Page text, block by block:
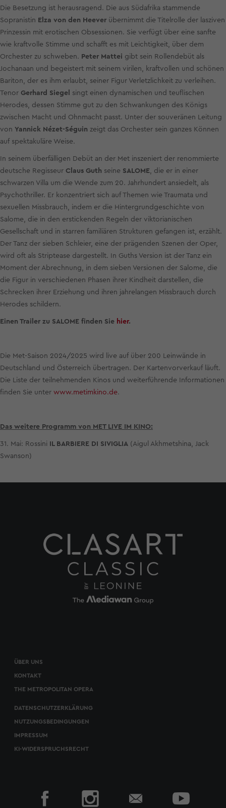
Die Besetzung ist herausragend. Die aus Südafrika stammende
Sopranistin Elza von den Heever übernimmt die Titelrolle der lasziven
Prinzessin mit erotischen Obsessionen. Sie verfügt über eine sanfte
wie kraftvolle Stimme und schafft es mit Leichtigkeit, über dem
Orchester zu schweben. Peter Mattei gibt sein Rollendebüt als
Jochanaan und begeistert mit seinem virilen, kraftvollen und schönen
Bariton, der es ihm erlaubt, seiner Figur Verletzlichkeit zu verleihen.
Tenor Gerhard Siegel
singt einen dynamischen und teuflischen
Herodes, dessen Stimme gut zu den Schwankungen des Königs
zwischen Macht und Ohnmacht passt. Unter der souveränen Leitung
von Yannick Nézet-Séguin zeigt das Orchester sein ganzes Können
auf spektakuläre Weise.
In seinem überfälligen Debüt an der Met inszeniert der renommierte
deutsche Regisseur Claus Guth seine SALOME, die er in einer
schwarzen Villa um die Wende zum 20. Jahrhundert ansiedelt, als
Psychothriller. Er konzentriert sich auf Themen wie Traumata und
sexuellen Missbrauch, indem er die Hintergrundgeschichte von
Salome, die in den erstickenden Regeln der viktorianischen
Gesellschaft und in starren familiären Strukturen gefangen ist, erzählt.
Der Tanz der sieben Schleier, eine der prägenden Szenen der Oper,
wird oft als Striptease dargestellt. In Guths Version ist der Tanz ein
Moment der Abrechnung, in dem sieben Versionen der Salome, die
die Figur in verschiedenen Phasen ihrer Kindheit darstellen, die
Schrecken ihrer Erziehung und ihren jahrelangen Missbrauch durch
Herodes schildern.
Einen Trailer zu SALOME finden Sie hier.
Die Met-Saison 2024/2025 wird live auf über 200 Leinwände in
Deutschland und Österreich übertragen. Der Kartenvorverkauf läuft.
Die Liste der teilnehmenden Kinos und weiterführende Informationen
finden Sie unter www.metimkino.de.
Das weitere Programm von MET LIVE IM KINO:
31. Mai: Rossini IL BARBIERE DI SIVIGLIA (Aigul Akhmetshina, Jack
Swanson)
ÜBER UNS
KONTAKT
THE METROPOLITAN OPERA
DATENSCHUTZERKLÄRUNG
NUTZUNGSBEDINGUNGEN
IMPRESSUM
KI-WIDERSPRUCHSRECHT